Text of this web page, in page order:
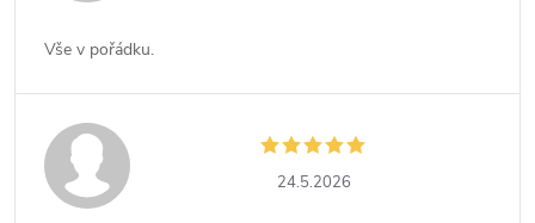
Vše v pořádku.
24.5.2026